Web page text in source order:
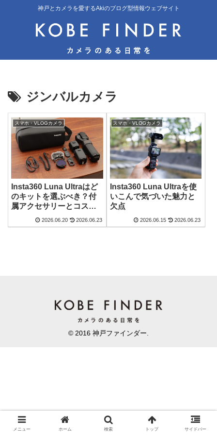
神戸とカメラを愛するAkiのブログ型情報ウェブサイト
ジンバルカメラ
スマホ・VLOGカメラ
Insta360 Luna Ultraはど
のキットを選ぶべき？付
属アクセサリーとコスパ
を徹底比較
2026.06.20 2026.06.23
スマホ・VLOGカメラ
Insta360 Luna Ultraを使
いこんで気づいた魅力と
欠点
2026.06.15 2026.06.23
© 2016 神戸ファインダー.
メニュー ホーム 検索 トップ サイドバー